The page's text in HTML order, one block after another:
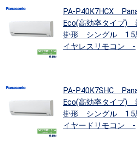
PA-P40K7HCX
Eco(高効率タイプ)
掛形 シングル
イヤレスリモコン -
PA-P40K7SHC
Eco(高効率タイプ)
掛形 シングル
イヤードリモコン -